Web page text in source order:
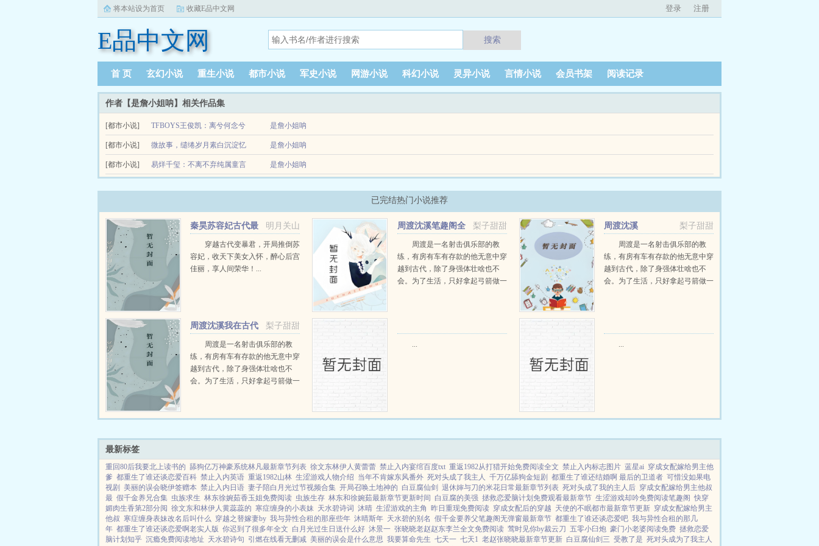
将本站设为首页 收藏E品中文网 登录 注册
E品中文网 搜索
首 页 玄幻小说 重生小说 都市小说 军史小说 网游小说 科幻小说 灵异小说 言情小说 会员书架 阅读记录
作者【是詹小姐呐】相关作品集
[都市小说] TFBOYS王俊凯：离兮何念兮 是詹小姐呐
当我把生活染上了血的颜色，烟酒不离，世界观变得黑暗的时候，我就知道我踏上了一条不归路不是我开始变得没心没肺了，只是我再哭不出来了，累了心痛了疼了，不敢把撕心裂肺溢于
言表了，也不再敢掏心掏肺的对一个人...
[都市小说] 微故事，缱绻岁月素白沉淀忆
流年
是詹小姐呐
[都市小说] 易烊千玺：不离不弃纯属童言 是詹小姐呐
已完结热门小说推荐
明月关山
秦昊苏容妃古代最
强昏君最新章节在线阅读
穿越古代变暴君，开局推倒苏
容妃，收天下美女入怀，醉心后宫
佳丽，享人间荣华！...
梨子甜甜
周渡沈溪笔趣阁全
文免费阅读
周渡是一名射击俱乐部的教
练，有房有车有存款的他无意中穿
越到古代，除了身强体壮啥也不
会。为了生活，只好拿起弓箭做一
梨子甜甜
周渡沈溪
周渡是一名射击俱乐部的教
练，有房有车有存款的他无意中穿
越到古代，除了身强体壮啥也不
会。为了生活，只好拿起弓箭做一
梨子甜甜
周渡沈溪我在古代
当猎户小说免费在线阅读
周渡是一名射击俱乐部的教
练，有房有车有存款的他无意中穿
越到古代，除了身强体壮啥也不
会。为了生活，只好拿起弓箭做一
只野兔，不会做（失望）第三天周
... ...
最新标签
重回80后我要北上读书的 舔狗亿万神豪系统林凡最新章节列表 徐文东林伊人黄蕾蕾 禁止入内宴绾百度txt 重返1982从打猎开始免费阅读全文 禁止入内标志图片 蓝星ai 穿成女配嫁给男主他
爹 都重生了谁还谈恋爱百科 禁止入内英语 重返1982山林 生涩游戏人物介绍 当年不肯嫁东风番外 死对头成了我主人 千万亿舔狗金短剧 都重生了谁还结婚啊 最后的卫道者 可惜没如果电
视剧 美丽的误会晓伊签赠本 禁止入内日语 妻子陪白月光过节视频合集 开局召唤土地神的 白豆腐仙剑 退休婶与刀的米花日常最新章节列表 死对头成了我的主人后 穿成女配嫁给男主他叔
最 假千金养兄合集 虫族求生 林东徐婉茹香玉姐免费阅读 虫族生存 林东和徐婉茹最新章节更新时间 白豆腐的美强 拯救恋爱脑计划免费观看最新章节 生涩游戏却吟免费阅读笔趣阁 快穿
媚肉生香第2部分阅 徐文东和林伊人黄蕊蕊的 寒症缠身的小表妹 天水碧诗词 沐晴 生涩游戏的主角 昨日重现免费阅读 穿成女配后的穿越 天使的不眠都市最新章节更新 穿成女配嫁给男主
他叔 寒症缠身表妹改名后叫什么 穿越之替嫁妻by 我与异性合租的那座些年 沐晴斯年 天水碧的别名 假千金要养父笔趣阁无弹窗最新章节 都重生了谁还谈恋爱吧 我与异性合租的那几
年 都重生了谁还谈恋爱啊老实人版 你迟到了很多年全文 白月光过生日送什么好 沐景一 张晓晓老赵赵东李兰全文免费阅读 莺时见你by裁云刀 五零小臼炮 豪门小老婆阅读免费 拯救恋爱
脑计划知乎 沉瘾免费阅读地址 天水碧诗句 引燃在线看无删减 美丽的误会是什么意思 我要算命先生 七天一 七天1 老赵张晓晓最新章节更新 白豆腐仙剑三 受教了是 死对头成为了我主人